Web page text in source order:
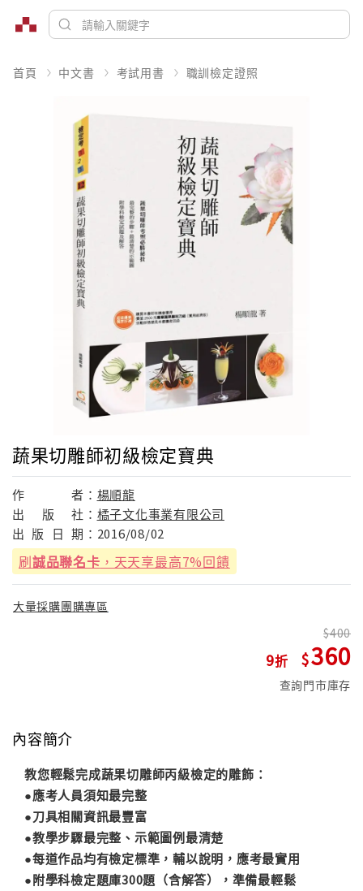
首頁 中文書 考試用書 職訓檢定證照
蔬果切雕師初級檢定寶典
作 者： 楊順龍
出
版 社： 橘子文化事業有限公司
出 版 日 期： 2016/08/02
刷誠品聯名卡 ，天天享最高7%回饋
大量採購團購專區
9
400
360
查詢門市庫存
內容簡介
教您輕鬆完成蔬果切雕師丙級檢定的雕飾：
●應考人員須知最完整
●刀具相關資訊最豐富
●教學步驟最完整、示範圖例最清楚
●每道作品均有檢定標準，輔以說明，應考最實用
●附學科檢定題庫300題（含解答），準備最輕鬆